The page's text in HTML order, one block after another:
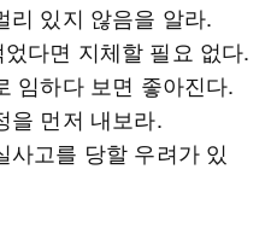
리 있지 않음을 알라.
다면 지체할 필요 없다.
임하다 보면 좋아진다.
을 먼저 내보라.
고를 당할 우려가 있